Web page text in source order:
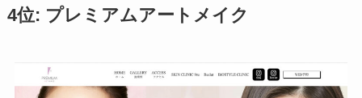
4位: プレミアムアートメイク